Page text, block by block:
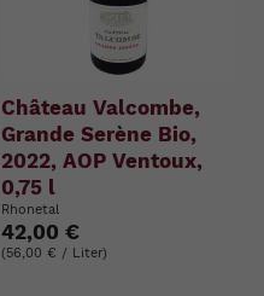
Château Valcombe,
Grande Serène Bio,
2022, AOP Ventoux,
0,75 l
Rhonetal
42,00 €
(56,00 € / Liter)